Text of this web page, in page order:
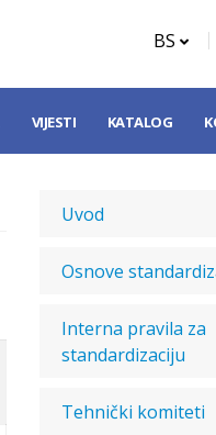
BS
VIJESTI KATALOG
Uvod
Osnove
Interna pravila za
standardizaciju
Tehnički komiteti